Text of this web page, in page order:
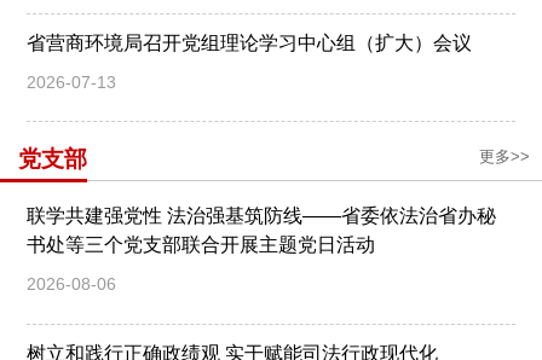
省营商环境局召开党组理论学习中心组（扩大）会议
2026-07-13
党支部 更多>>
联学共建强党性 法治强基筑防线——省委依法治省办秘
书处等三个党支部联合开展主题党日活动
2026-08-06
树立和践行正确政绩观 实干赋能司法行政现代化